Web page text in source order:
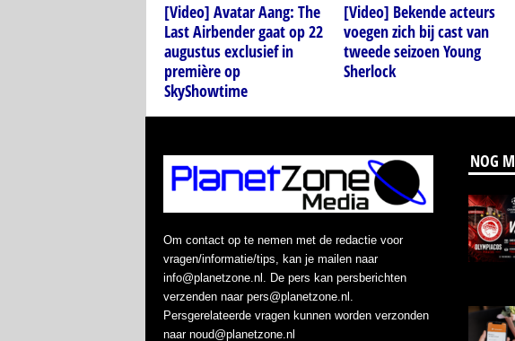
[Video] Avatar Aang: The
Last Airbender gaat op 22
augustus exclusief in
première op
SkyShowtime
[Video] Bekende acteurs
voegen zich bij cast van
tweede seizoen Young
Sherlock
Om contact op te nemen met de redactie voor
vragen/informatie/tips, kan je mailen naar
info@planetzone.nl. De pers kan persberichten
verzenden naar pers@planetzone.nl.
Persgerelateerde vragen kunnen worden verzonden
naar noud@planetzone.nl
NOG